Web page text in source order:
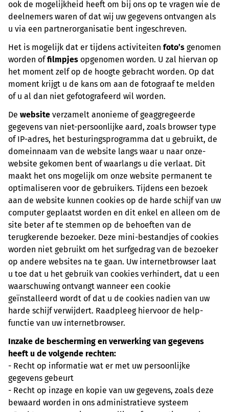
ook de mogelijkheid heeft om bij ons op te vragen wie de
deelnemers waren of dat wij uw gegevens ontvangen als
u via een partnerorganisatie bent ingeschreven.
Het is mogelijk dat er tijdens activiteiten foto’s genomen
worden offilmpjes opgenomen worden. U zal hiervan op
het moment zelf op de hoogte gebracht worden. Op dat
moment krijgt u de kans om aan de fotograaf te melden
of u al dan niet gefotografeerd wil worden.
De website verzamelt anonieme of geaggregeerde
gegevens van niet-persoonlijke aard, zoals browser type
of IP-adres, het besturingsprogramma dat u gebruikt, de
domeinnaam van de website langs waar u naar onze-
website gekomen bent of waarlangs u die verlaat. Dit
maakt het ons mogelijk om onze website permanent te
optimaliseren voor de gebruikers. Tijdens een bezoek
aan de website kunnen cookies op de harde schijf van uw
computer geplaatst worden en dit enkel en alleen om de
site beter af te stemmen op de behoeften van de
terugkerende bezoeker. Deze mini-bestandjes of cookies
worden niet gebruikt om het surfgedrag van de bezoeker
op andere websites na te gaan. Uw internetbrowser laat
u toe dat u het gebruik van cookies verhindert, dat u een
waarschuwing ontvangt wanneer een cookie
geïnstalleerd wordt of dat u de cookies nadien van uw
harde schijf verwijdert. Raadpleeg hiervoor de help-
functie van uw internetbrowser.
Inzake de bescherming en verwerking van gegevens
heeft u de volgende rechten:
- Recht op informatie wat er met uw persoonlijke
gegevens gebeurt
- Recht op inzage en kopie van uw gegevens, zoals deze
bewaard worden in ons administratieve systeem